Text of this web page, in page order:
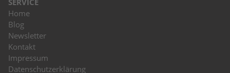
Home
Blog
Newsletter
Kontakt
Impressum
Datenschutzerklärung